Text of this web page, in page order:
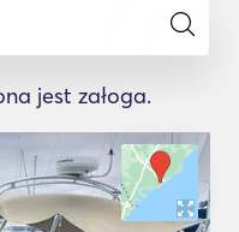
jest załoga.